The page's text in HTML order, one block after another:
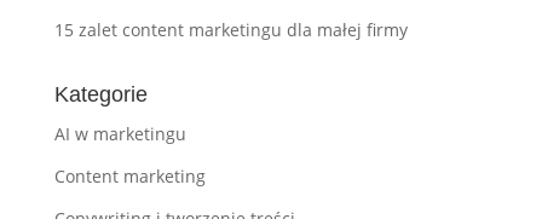
15 zalet content marketingu dla małej firmy
Kategorie
AI w marketingu
Content marketing